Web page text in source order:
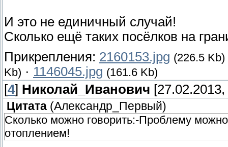
И это не единичный случай!
Сколько ещё таких посёлков на
Прикрепления: 2160153.jpg (226.5 Kb)
Kb) · 1146045.jpg (161.6 Kb)
[4] Николай_Иванович
Цитата (Александр_Первый)
Сколько можно говорить:-Проблему
отоплением!